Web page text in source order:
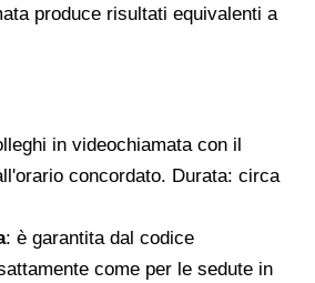
produce risultati equivalenti a
in videochiamata con il
concordato. Durata: circa
: è garantita dal codice
come per le sedute in